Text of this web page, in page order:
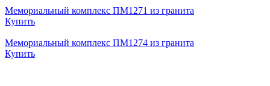
Мемориальный комплекс ПМ1271 из гранита
Купить
Мемориальный комплекс ПМ1274 из гранита
Купить